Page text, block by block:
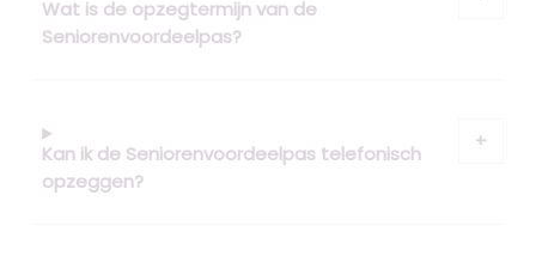
Wat is de opzegtermijn van de
Seniorenvoordeelpas?
Kan ik de Seniorenvoordeelpas telefonisch
opzeggen?